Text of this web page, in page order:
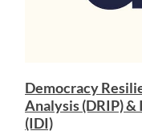
Democracy
Analysis (DRIP)
(IDI)